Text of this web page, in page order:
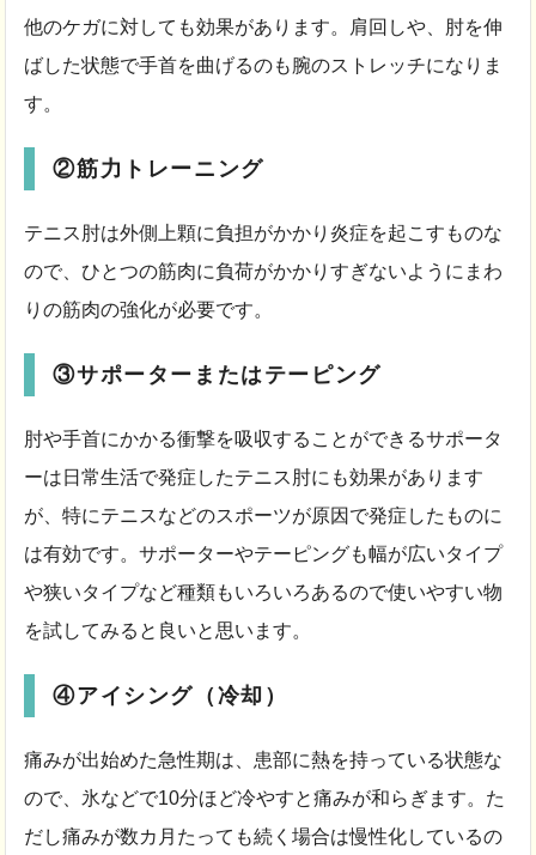
他のケガに対しても効果があります。肩回しや、肘を伸
ばした状態で手首を曲げるのも腕のストレッチになりま
す。
②筋力トレーニング
テニス肘は外側上顆に負担がかかり炎症を起こすものな
ので、ひとつの筋肉に負荷がかかりすぎないようにまわ
りの筋肉の強化が必要です。
③サポーターまたはテーピング
肘や手首にかかる衝撃を吸収することができるサポータ
ーは日常生活で発症したテニス肘にも効果があります
が、特にテニスなどのスポーツが原因で発症したものに
は有効です。サポーターやテーピングも幅が広いタイプ
や狭いタイプなど種類もいろいろあるので使いやすい物
を試してみると良いと思います。
④アイシング（冷却）
痛みが出始めた急性期は、患部に熱を持っている状態な
ので、氷などで10分ほど冷やすと痛みが和らぎます。た
だし痛みが数カ月たっても続く場合は慢性化しているの